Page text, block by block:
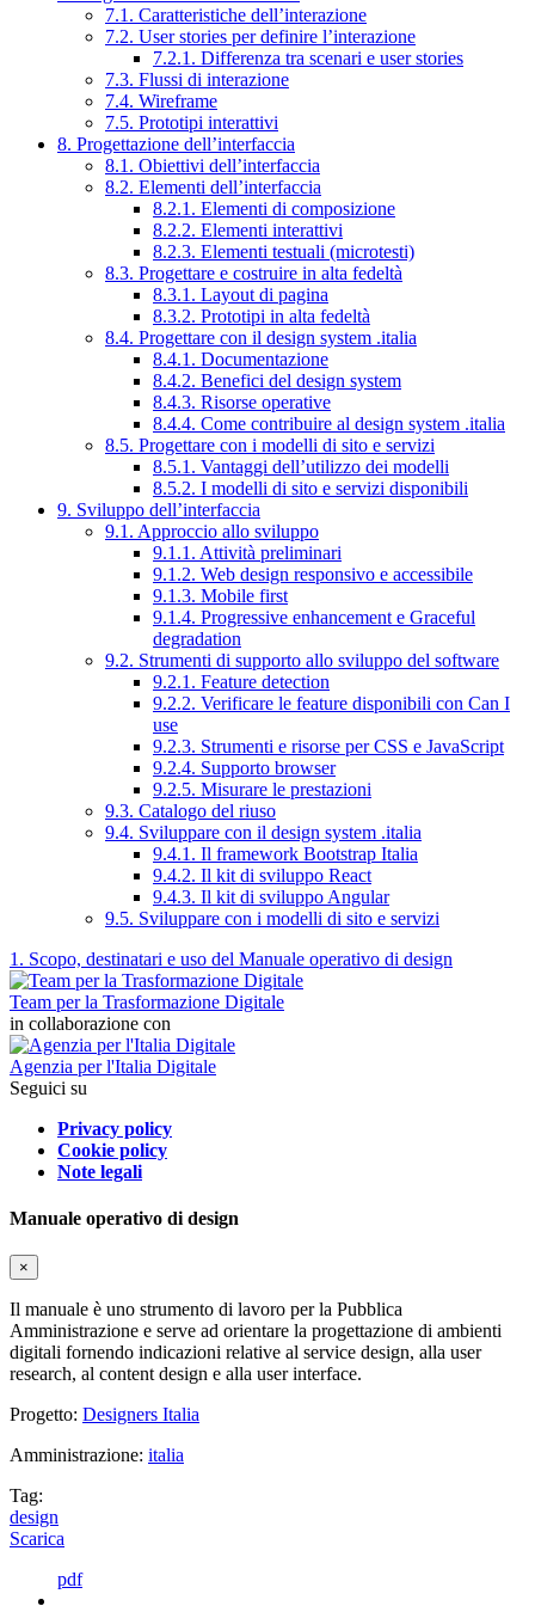
7.1. Caratteristiche dell’interazione
7.2. User stories per definire l’interazione
7.2.1. Differenza tra scenari e user stories
7.3. Flussi di interazione
7.4. Wireframe
7.5. Prototipi interattivi
8. Progettazione dell’interfaccia
8.1. Obiettivi dell’interfaccia
8.2. Elementi dell’interfaccia
8.2.1. Elementi di composizione
8.2.2. Elementi interattivi
8.2.3. Elementi testuali (microtesti)
8.3. Progettare e costruire in alta fedeltà
8.3.1. Layout di pagina
8.3.2. Prototipi in alta fedeltà
8.4. Progettare con il design system .italia
8.4.1. Documentazione
8.4.2. Benefici del design system
8.4.3. Risorse operative
8.4.4. Come contribuire al design system .italia
8.5. Progettare con i modelli di sito e servizi
8.5.1. Vantaggi dell’utilizzo dei modelli
8.5.2. I modelli di sito e servizi disponibili
9. Sviluppo dell’interfaccia
9.1. Approccio allo sviluppo
9.1.1. Attività preliminari
9.1.2. Web design responsivo e accessibile
9.1.3. Mobile first
9.1.4. Progressive enhancement e Graceful
degradation
9.2. Strumenti di supporto allo sviluppo del software
9.2.1. Feature detection
9.2.2. Verificare le feature disponibili con Can I
use
9.2.3. Strumenti e risorse per CSS e JavaScript
9.2.4. Supporto browser
9.2.5. Misurare le prestazioni
9.3. Catalogo del riuso
9.4. Sviluppare con il design system .italia
9.4.1. Il framework Bootstrap Italia
9.4.2. Il kit di sviluppo React
9.4.3. Il kit di sviluppo Angular
9.5. Sviluppare con i modelli di sito e servizi
1. Scopo, destinatari e uso del Manuale operativo di design
Team per la Trasformazione Digitale
in collaborazione con
Agenzia per l'Italia Digitale
Seguici su
Privacy policy
Cookie policy
Note legali
Manuale operativo di design
×
Il manuale è uno strumento di lavoro per la Pubblica
Amministrazione e serve ad orientare la progettazione di ambienti
digitali fornendo indicazioni relative al service design, alla user
research, al content design e alla user interface.
Progetto: Designers Italia
Amministrazione: italia
Tag:
design
Scarica
pdf